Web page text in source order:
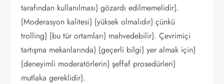
tarafından kullanılması} gözardı edilmemelidir}.
{Moderasyon kalitesi} {yüksek olmalıdır} çünkü
trolling} {bu tür ortamları} mahvedebilir}. Çevrimiçi
tartışma mekanlarında} {geçerli bilgi} yer almak için}
{deneyimli moderatörlerin} şeffaf prosedürleri}
mutlaka gereklidir}.